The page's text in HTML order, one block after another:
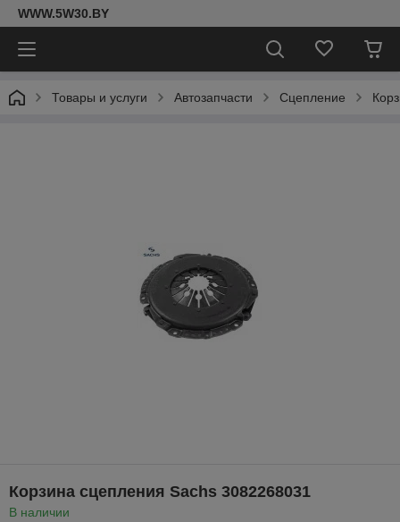
WWW.5W30.BY
Товары и услуги Автозапчасти Сцепление
Корзина сцепления Sachs 3082268031
В наличии